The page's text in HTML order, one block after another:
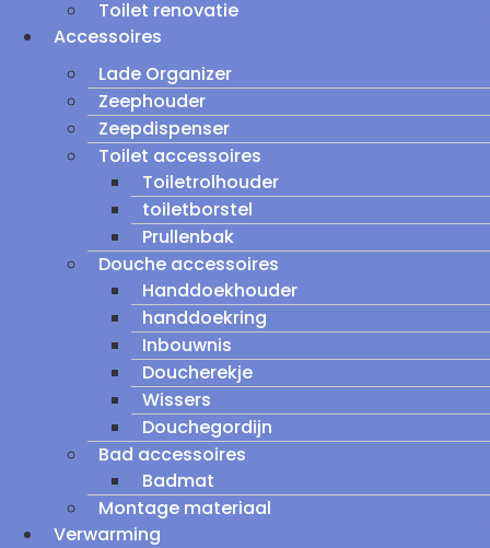
Toilet renovatie
Accessoires
Lade Organizer
Zeephouder
Zeepdispenser
Toilet accessoires
Toiletrolhouder
toiletborstel
Prullenbak
Douche accessoires
Handdoekhouder
handdoekring
Inbouwnis
Doucherekje
Wissers
Douchegordijn
Bad accessoires
Badmat
Montage materiaal
Verwarming